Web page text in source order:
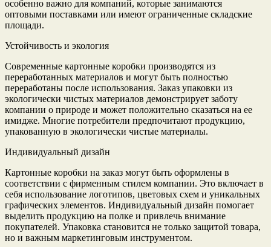
особенно важно для компаний, которые занимаются
оптовыми поставками или имеют ограниченные складские
площади.
Устойчивость и экология
Современные картонные коробки производятся из
переработанных материалов и могут быть полностью
переработаны после использования. Заказ упаковки из
экологически чистых материалов демонстрирует заботу
компании о природе и может положительно сказаться на ее
имидже. Многие потребители предпочитают продукцию,
упакованную в экологически чистые материалы.
Индивидуальный дизайн
Картонные коробки на заказ могут быть оформлены в
соответствии с фирменным стилем компании. Это включает в
себя использование логотипов, цветовых схем и уникальных
графических элементов. Индивидуальный дизайн помогает
выделить продукцию на полке и привлечь внимание
покупателей. Упаковка становится не только защитой товара,
но и важным маркетинговым инструментом.